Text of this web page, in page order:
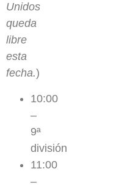
Unidos
queda
libre
esta
fecha.)
10:00
–
9ª
división
11:00
–